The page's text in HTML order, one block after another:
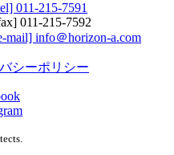
011-215-7591
011-215-7592
mail] info＠horizon-a.com
シーポリシー